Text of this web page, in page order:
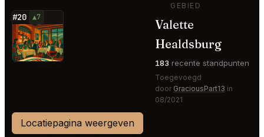
#20 ▲7
⭐
GEBIED
Valette
Healdsburg
183 recente standpunten
Toegevoegd
door GraciousPart13 in
08/2021
Locatiepagina weergeven